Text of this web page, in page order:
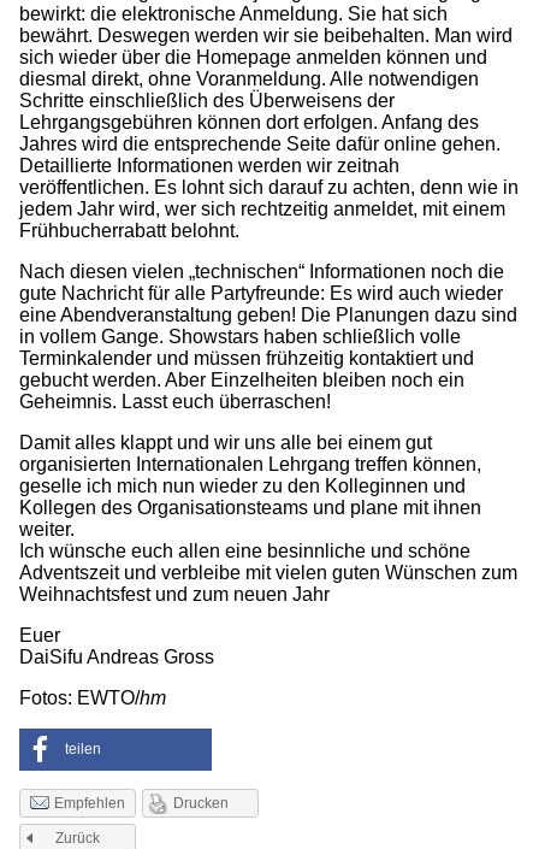
bewirkt: die elektronische Anmeldung. Sie hat sich
bewährt. Deswegen werden wir sie beibehalten. Man wird
sich wieder über die Homepage anmelden können und
diesmal direkt, ohne Voranmeldung. Alle notwendigen
Schritte einschließlich des Überweisens der
Lehrgangsgebühren können dort erfolgen. Anfang des
Jahres wird die entsprechende Seite dafür online gehen.
Detaillierte Informationen werden wir zeitnah
veröffentlichen. Es lohnt sich darauf zu achten, denn wie in
jedem Jahr wird, wer sich rechtzeitig anmeldet, mit einem
Frühbucherrabatt belohnt.
Nach diesen vielen „technischen“ Informationen noch die
gute Nachricht für alle Partyfreunde: Es wird auch wieder
eine Abendveranstaltung geben! Die Planungen dazu sind
in vollem Gange. Showstars haben schließlich volle
Terminkalender und müssen frühzeitig kontaktiert und
gebucht werden. Aber Einzelheiten bleiben noch ein
Geheimnis. Lasst euch überraschen!
Damit alles klappt und wir uns alle bei einem gut
organisierten Internationalen Lehrgang treffen können,
geselle ich mich nun wieder zu den Kolleginnen und
Kollegen des Organisationsteams und plane mit ihnen
weiter.
Ich wünsche euch allen eine besinnliche und schöne
Adventszeit und verbleibe mit vielen guten Wünschen zum
Weihnachtsfest und zum neuen Jahr
Euer
DaiSifu Andreas Gross
Fotos: EWTO/hm
teilen
Empfehlen Drucken
Zurück